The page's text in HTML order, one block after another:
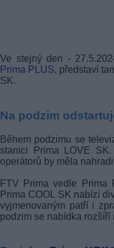
Ve stejný den -
Prima PLUS, představí
SK.
Na podzim
Během podzimu se
stanici Prima LOVE
operátorů by měla
FTV Prima vedle Prima
Prima COOL SK nabízí
vyjmenovaným patří i
podzim se nabídka